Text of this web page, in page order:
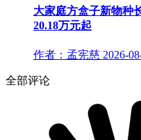
大家庭方盒子新物种
20.18万元起
作者：孟宪慈 2026-
全部评论